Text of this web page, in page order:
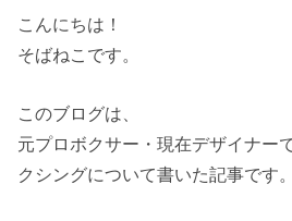
こんにちは！
そばねこです。
このブログは、
元プロボクサー・現在デザイナー
クシングについて書いた記事です。